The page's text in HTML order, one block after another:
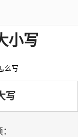
小写
么写
写